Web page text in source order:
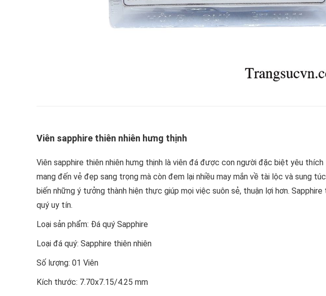
Viên sapphire thiên nhiên hưng thịnh
Viên sapphire thiên nhiên hưng thịnh là viên đá được con người đặc biệt yêu
mang đến vẻ đẹp sang trọng mà còn đem lại nhiều may mắn về tài lộc và sung
biến những ý tưởng thành hiện thực giúp mọi việc suôn sẻ, thuận lợi hơn.
quý uy tín.
Loại sản phẩm: Đá quý Sapphire
Loại đá quý: Sapphire thiên nhiên
Số lượng: 01 Viên
Kích thước: 7.70x7.15/4.25 mm